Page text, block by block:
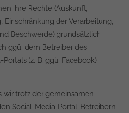
Ihre Rechte (Auskunft,
Einschränkung der Verarbeitung,
Beschwerde) grundsätzlich
ggü. dem Betreiber des
(z. B. ggü. Facebook)
wir trotz der gemeinsamen
Social-Media-Portal-Betreibern